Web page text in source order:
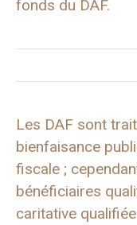
fonds du DAF.
Les DAF sont
bienfaisance
fiscale ;
bénéficiaires
caritative